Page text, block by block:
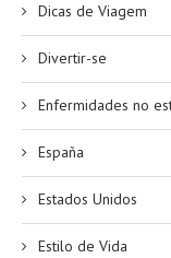
Dicas de Viagem
Divertir-se
Enfermidades no
España
Estados Unidos
Estilo de Vida